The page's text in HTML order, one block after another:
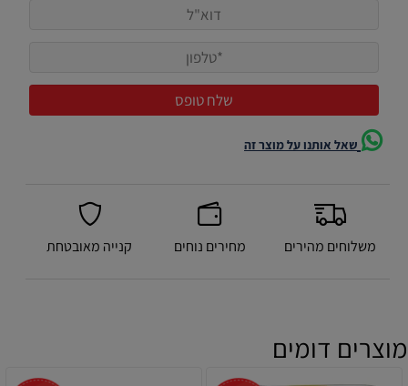
שאל אותנו על מוצר זה
משלוחים מהירים מחירים נוחים קנייה מאובטחת
מוצרים דומים